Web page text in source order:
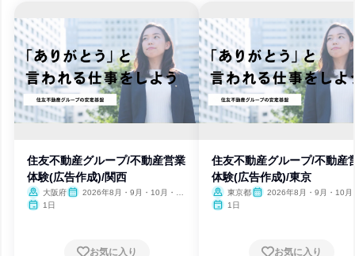
住友不動産グループ/不動産営業
体験(広告作成)/関西
大阪府
2026年8月・9月・10月・11
1日
お気に入り
住友不動産グループ/不動産
体験(広告作成)/東京
東京都
2026年8月・9月・10月
1日
お気に入り